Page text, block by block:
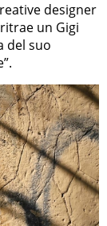
designer
un Gigi
del suo